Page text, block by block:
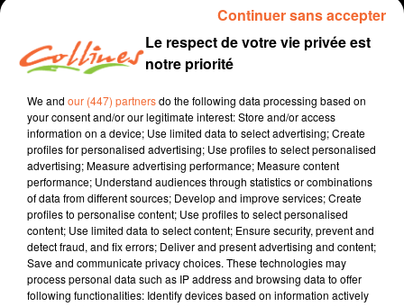
12 février 2022 - 12 min 46 sec
Boris Blais
L'info près de chez vous
Présenté par Boris Blais
Le point sur le Covid dans les écoles
Mia Electric : Il faut aller de l’avant pour Jean Grellier
Coup de projecteur sur l'entreprise combranaise
Marchand Solutions Bois ( photo avec Isabelle
Le respect de votre vie privée est
notre priorité
We and our (447) partnersdo the following data processing based on
your consent and/or our legitimate interest: Store and/or access
information on a device; Use limited data to select advertising; Create
profiles for personalised advertising; Use profiles to select personalised
advertising; Measure advertising performance; Measure content
performance; Understand audiences through statistics or combinations
of data from different sources; Develop and improve services; Create
profiles to personalise content; Use profiles to select personalised
content; Use limited data to select content; Ensure security, prevent and
detect fraud, and fix errors; Deliver and present advertising and content;
Save and communicate privacy choices. These technologies may
process personal data such as IP address and browsing data to offer
following functionalities: Identify devices based on information actively
Continuer sans accepter